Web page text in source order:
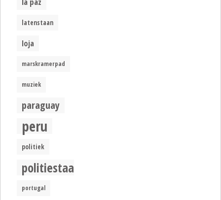
latenstaan
loja
marskramerpad
muziek
paraguay
peru
politiek
politiestaat
portugal